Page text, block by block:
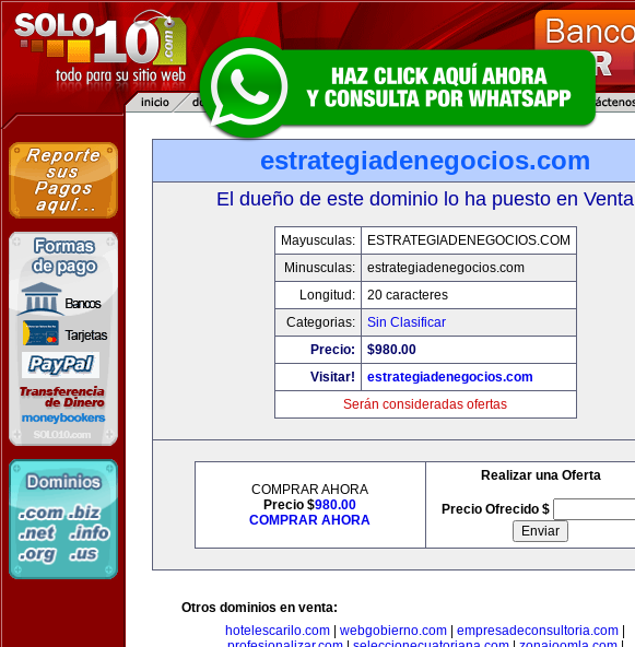
estrategiadenegocios.com
El dueño de este dominio lo ha puesto en Venta
Mayusculas:
ESTRATEGIADENEGOCIOS.COM
Minusculas:
estrategiadenegocios.com
Longitud:
20 caracteres
Categorias:
Sin Clasificar
Precio:
$980.00
Visitar!
estrategiadenegocios.com
Serán consideradas ofertas
COMPRAR AHORA
Precio $980.00
COMPRAR AHORA
Realizar una Oferta
Precio Ofrecido $
Otros dominios en venta:
hotelescarilo.com
webgobierno.com empresadeconsultoria.com